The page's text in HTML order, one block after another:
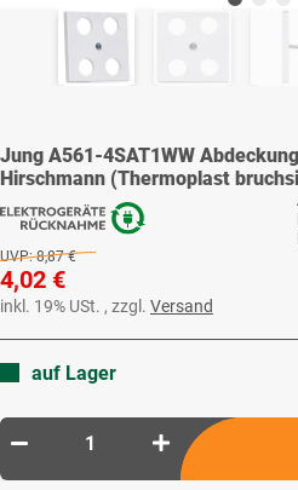
Jung A561-4SAT1WW
Hirschmann (Thermoplast
UVP: 8,87 €
4,02 €
inkl. 19% USt. , zzgl. Versand
auf Lager